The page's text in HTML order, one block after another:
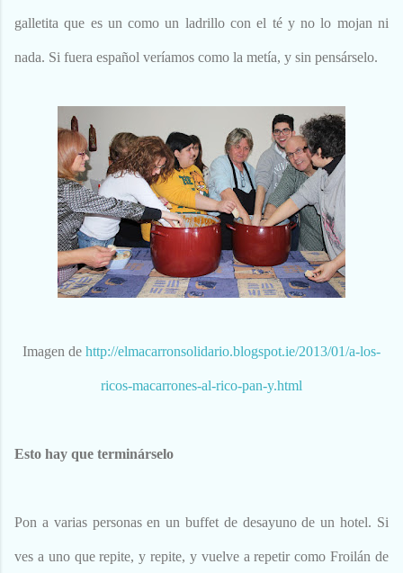
galletita que es un como un ladrillo con el té y no lo mojan ni
nada. Si fuera español veríamos como la metía, y sin pensárselo.
Imagen de http://elmacarronsolidario.blogspot.ie/2013/01/a-los-
ricos-macarrones-al-rico-pan-y.html
Esto hay que terminárselo
Pon a varias personas en un buffet de desayuno de un hotel. Si
ves a uno que repite, y repite, y vuelve a repetir como Froilán de